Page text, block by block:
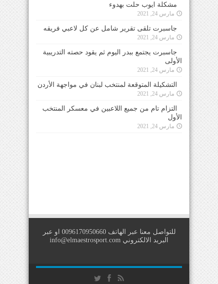
مشكلة ايوب حلت بهدوء
مارس 24, 2021
جاسبرت تلقى تقرير شامل عن كل لاعبي فريقه
مارس 24, 2021
جاسبرت يجتمع ببدر اليوم ثم يقود حصته التدريبية
الأولى
مارس 24, 2021
التشكيلة المتوقعة لمنتخب لبنان في مواجهة الأردن
مارس 24, 2021
التزام تام من جميع اللاعبين في معسكر المنتخب
الأول
مارس 24, 2021
للتواصل معنا عبر الهاتف 0096170950660 او عبر
البريد الالكتروني info@elmaestrosport.com